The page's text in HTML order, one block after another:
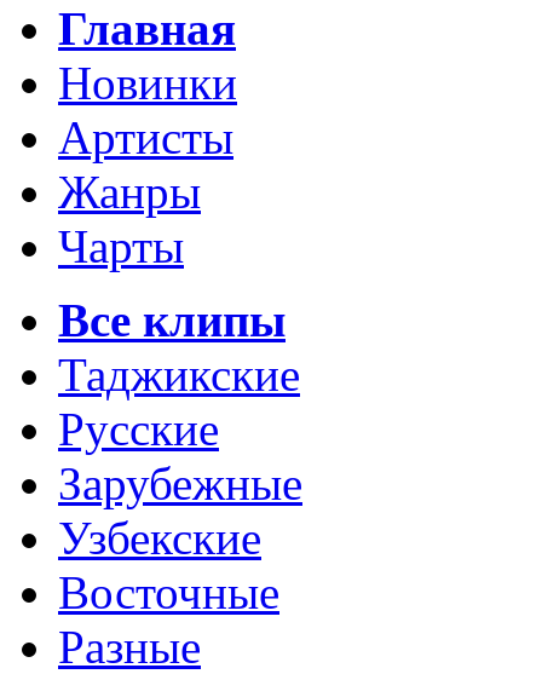
Главная
Новинки
Артисты
Жанры
Чарты
Все клипы
Таджикские
Русские
Зарубежные
Узбекские
Восточные
Разные